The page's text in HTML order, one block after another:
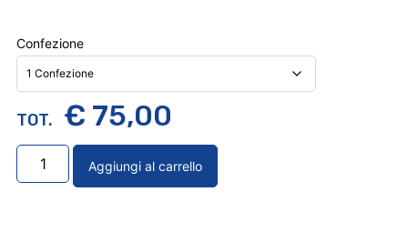
Confezione
€ 75,00
Aggiungi al carrello